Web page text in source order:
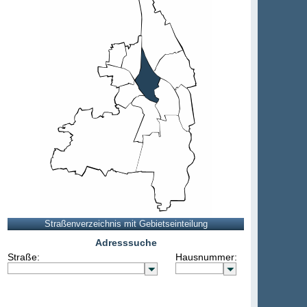
Adresssuche
Straße:
Hausnummer: